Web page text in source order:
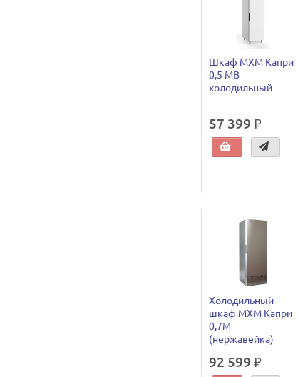
Шкаф МХМ Капри
0,5 МВ
холодильный
57 399 ₽
Холодильный
шкаф МХМ Капри
0,7М
(нержавейка)
92 599 ₽